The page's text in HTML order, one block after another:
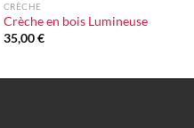
CRÈCHE
Crèche en bois Lumineuse
35,00€